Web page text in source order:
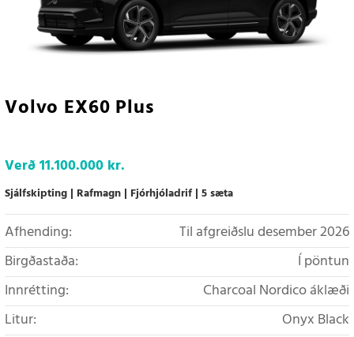
Volvo EX60 Plus
Verð11.100.000 kr.
Sjálfskipting Rafmagn Fjórhjóladrif 5 sæta
Afhending:
Til afgreiðslu desember 2026
Birgðastaða:
Í pöntun
Innrétting:
Charcoal Nordico áklæði
Litur:
Onyx Black